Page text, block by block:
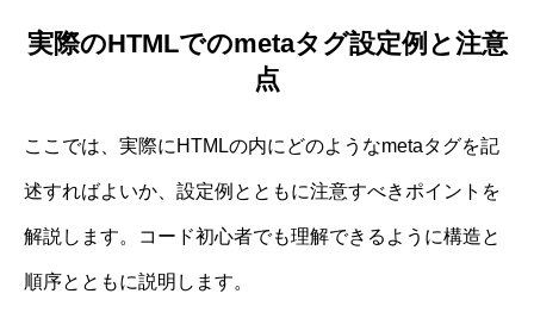
実際のHTMLでのmetaタグ設定例と注意
点
ここでは、実際にHTMLの内にどのようなmetaタグを記
述すればよいか、設定例とともに注意すべきポイントを
解説します。コード初心者でも理解できるように構造と
順序とともに説明します。